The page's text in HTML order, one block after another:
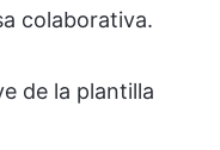
colaborativa.
de la plantilla